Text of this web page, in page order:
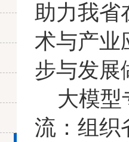
助力我省
术与产业
步与发展
大模型
流：组织